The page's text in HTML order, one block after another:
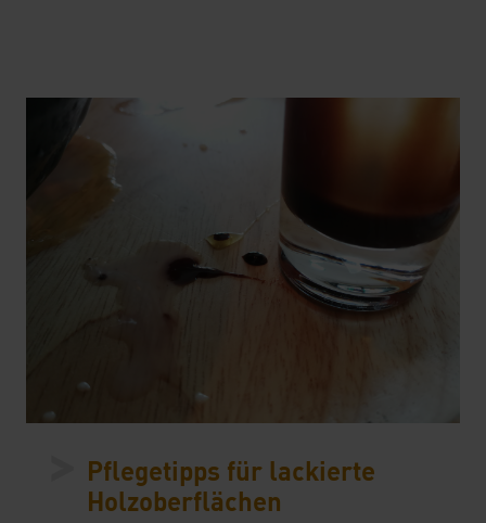
Pflegetipps für lackierte
Holzoberflächen